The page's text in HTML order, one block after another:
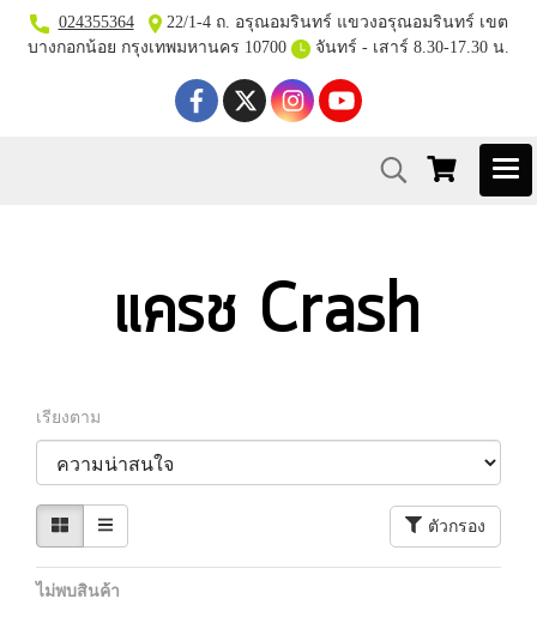
024355364
22/1-4 ถ. อรุณอมรินทร์ แขวงอรุณอมรินทร์ เขต
บางกอกน้อย กรุงเทพมหานคร 10700
จันทร์ - เสาร์ 8.30-17.30 น.
แครช Crash
เรียงตาม
ตัวกรอง
ไม่พบสินค้า